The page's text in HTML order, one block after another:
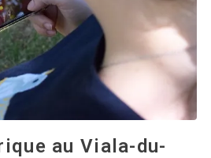
au Viala-du-